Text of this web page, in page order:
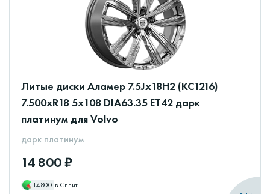
Литые диски Аламер 7.5Jx18H2 (КС1216)
7.500xR18 5x108 DIA63.35 ET42 дарк
платинум для Volvo
дарк платинум
14 800 ₽
14800 в Сплит